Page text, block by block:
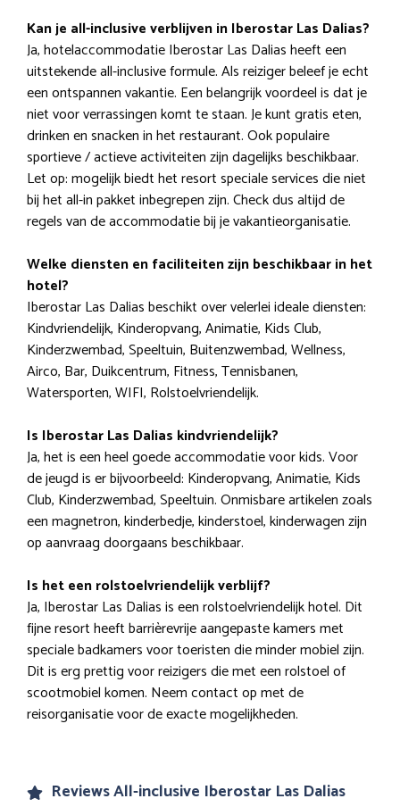
Kan je all-inclusive verblijven in Iberostar Las Dalias?
Ja, hotelaccommodatie Iberostar Las Dalias heeft een
uitstekende all-inclusive formule. Als reiziger beleef je echt
een ontspannen vakantie. Een belangrijk voordeel is dat je
niet voor verrassingen komt te staan. Je kunt gratis eten,
drinken en snacken in het restaurant. Ook populaire
sportieve / actieve activiteiten zijn dagelijks beschikbaar.
Let op: mogelijk biedt het resort speciale services die niet
bij het all-in pakket inbegrepen zijn. Check dus altijd de
regels van de accommodatie bij je vakantieorganisatie.
Welke diensten en faciliteiten zijn beschikbaar in het
hotel?
Iberostar Las Dalias beschikt over velerlei ideale diensten:
Kindvriendelijk, Kinderopvang, Animatie, Kids Club,
Kinderzwembad, Speeltuin, Buitenzwembad, Wellness,
Airco, Bar, Duikcentrum, Fitness, Tennisbanen,
Watersporten, WIFI, Rolstoelvriendelijk.
Is Iberostar Las Dalias kindvriendelijk?
Ja, het is een heel goede accommodatie voor kids. Voor
de jeugd is er bijvoorbeeld: Kinderopvang, Animatie, Kids
Club, Kinderzwembad, Speeltuin. Onmisbare artikelen zoals
een magnetron, kinderbedje, kinderstoel, kinderwagen zijn
op aanvraag doorgaans beschikbaar.
Is het een rolstoelvriendelijk verblijf?
Ja, Iberostar Las Dalias is een rolstoelvriendelijk hotel. Dit
fijne resort heeft barrièrevrije aangepaste kamers met
speciale badkamers voor toeristen die minder mobiel zijn.
Dit is erg prettig voor reizigers die met een rolstoel of
scootmobiel komen. Neem contact op met de
reisorganisatie voor de exacte mogelijkheden.
Reviews All-inclusive Iberostar Las Dalias